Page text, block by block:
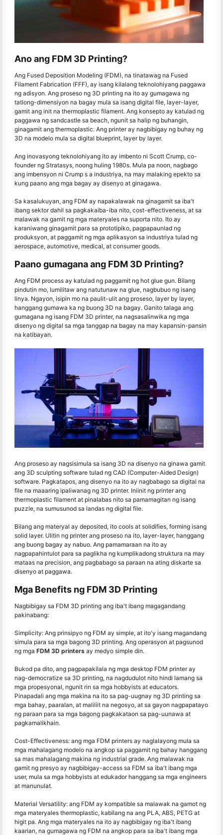
Ano ang FDM 3D Printing?
Ang Fused Deposition Modeling (FDM), na tinatawag na Fused
Filament Fabrication (FFF), ay isang kilalang teknolohiyang paggawa
ng adisyon. Ang proseso ng 3D printing na ito ay gumagawa ng
tatlong-dimensiyon na bagay mula sa isang digital file, layer-layer,
gamit ang init na thermoplastic filament. Ang konsepto ay katulad ng
paggawa ng sandcastle sa beach, ngunit sa halip ng buhangin,
ginagamit ang thermoplastic. Ang printer ay nagbibigay ng buhay ng
3D na modelo mula sa digital blueprint, layer by layer.
Ang inovasyong teknolohiyang ito ay imbento ni Scott Crump, co-
founder ng Stratasys, noong huling 1980s. Mula pa noon, nagbago
ang imbensyon ni Crump s a industriya, na may malaking epekto sa
kung paano ang mga bagay ay disenyo at ginagawa.
Sa kasalukuyan, ang FDM ay napakalawak na ginagamit sa iba't
ibang sektor dahil sa pagkakaiba-iba nito, cost-effectiveness, at sa
malawak na gamit ng mga materyales na suporta nito. Ito ay
karaniwang ginagamit para sa prototipiko, pagpapaunlad ng
produksyon, at paggamit ng mga aplikasyon sa industriya tulad ng
aerospace, automotive, medical, at consumer goods.
Paano gumagana ang FDM 3D Printing?
Ang FDM process ay katulad ng paggamit ng hot glue gun. Bilang
pindutin mo, lumilitaw ang natutunaw na glue, nagbubuo ng isang
linya. Ngayon, isipin mo na paulit-ulit ang proseso, layer by layer,
hanggang gumawa ka ng buong 3D na bagay. Ganito talaga ang
gumagana ng isang FDM 3D printer, na nagsasalinwika ng mga
disenyo ng digital sa mga tanggap na bagay na may kapansin-pansin
na katibayan.
Ang proseso ay nagsisimula sa isang 3D na disenyo na ginawa gamit
ang 3D sculpting software tulad ng CAD (Computer-Aided Design)
software. Pagkatapos, ang disenyo na ito ay nagbabago sa digital na
file na maaaring ipaliwanag ng 3D printer. Iniinit ng printer ang
thermoplastic filament at pinalabas nito sa pamamagitan ng isang
puzzle, na sumusunod sa landas ng digital file.
Bilang ang materyal ay deposited, ito cools at solidifies, forming isang
solid layer. Ulitin ng printer ang proseso na ito, layer-layer, hanggang
ang buong bagay ay nabuo. Ang pamamaraan na ito ay
nagpapahintulot para sa paglikha ng kumplikadong struktura na may
mataas na precision, ang pagbabago sa paraan na ating diskarte sa
disenyo at paggawa.
Mga Benefits ng FDM 3D Printing
Nagbibigay sa FDM 3D printing ang iba't ibang magagandang
pakinabang:
Simplicity: Ang prinsipyo ng FDM ay simple, at ito'y isang magandang
simula para sa mga bagong 3D printing. Ang operasyon at pagsunod
ng mga FDM 3D printers ay medyo simple din.
Bukod pa dito, ang pagpapakilala ng mga desktop FDM printer ay
nag-democratize sa 3D printing, na nagdudulot nito hindi lamang sa
mga propesyonal, ngunit rin sa mga hobbyists at educators.
Pinapadali ang mga makina na ito sa pag-uugnay ng 3D printing sa
mga bahay, paaralan, at maliliit na negosyo, at sa gayon nagpapatayo
ng paraan para sa mga bagong pagkakataon sa pag-uunawa at
pagkamalikhain.
Cost-Effectiveness: ang mga FDM printers ay naglalayong mula sa
mga mahalagang modelo na angkop sa paggamit ng bahay hanggang
sa mas mahalagang makina ng industrial grade. Ang malawak na
gamit ng presyo ay nagbibigay-access sa FDM sa iba't ibang mga
user, mula sa mga hobbyists at edukador hanggang sa mga engineers
at manunulat.
Material Versatility: ang FDM ay kompatible sa malawak na gamot ng
mga materyales thermoplastic, kabilang na ang PLA, ABS, PETG at
higit pa. Ang mga materyales na ito ay nagbibigay ng iba't ibang
kaarian, na gumagawa ng FDM na angkop para sa iba't ibang mga